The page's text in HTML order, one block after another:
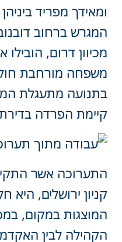
ומאידך מפריד
המגרש ברחוב
מכיוון דרום,
משפחה מורחבת
בתנועה מתעגלת
קיימת הפרדה
התערוכה אשר
קניון ירושלים,
המוצגות במקום,
הקהילה לבין